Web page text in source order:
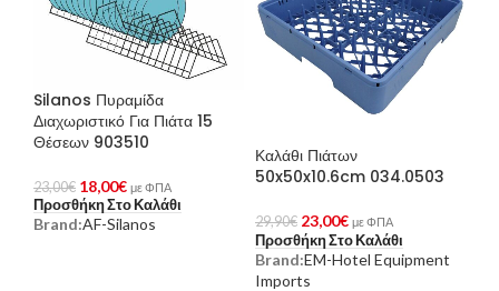
Silanos Πυραμίδα
Διαχωριστικό Για Πιάτα 15
Θέσεων 903510
23,00€ 18,00€ με ΦΠΑ
Προσθήκη Στο Καλάθι
Brand:AF-Silanos
Καλάθι Πιάτων
50x50x10.6cm 034.0503
29,90€ 23,00€ με ΦΠΑ
Προσθήκη Στο Καλάθι
Brand:EM-Hotel Equipment
Imports